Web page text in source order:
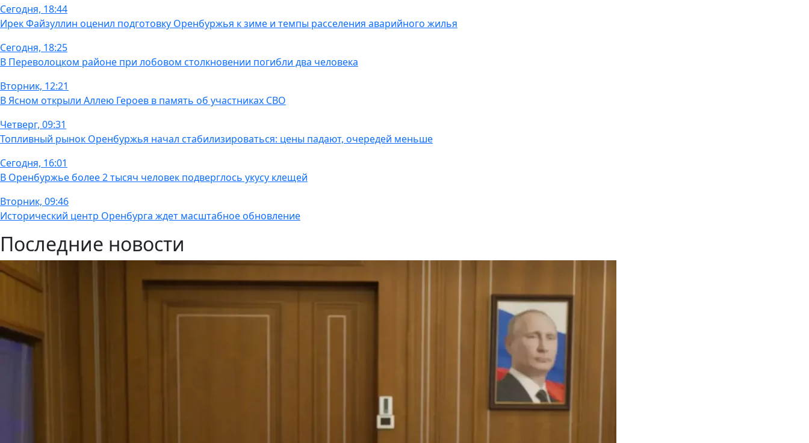
Сегодня, 18:44
Ирек Файзуллин оценил подготовку Оренбуржья к зиме и темпы расселения аварийного жилья
Сегодня, 18:25
В Переволоцком районе при лобовом столкновении погибли два человека
Вторник, 12:21
В Ясном открыли Аллею Героев в память об участниках СВО
Четверг, 09:31
Топливный рынок Оренбуржья начал стабилизироваться: цены падают, очередей меньше
Сегодня, 16:01
В Оренбуржье более 2 тысяч человек подверглось укусу клещей
Вторник, 09:46
Исторический центр Оренбурга ждет масштабное обновление
Последние новости